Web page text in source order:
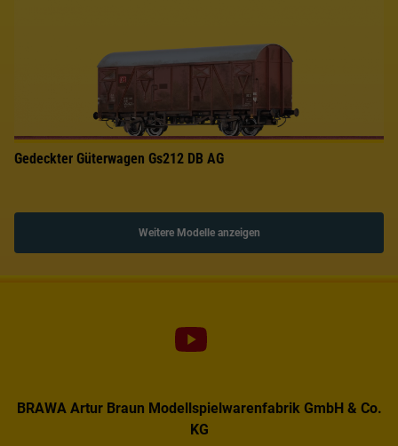
Gedeckter Güterwagen Gs212 DB AG
Weitere Modelle anzeigen
BRAWA Artur Braun Modellspielwarenfabrik GmbH & Co.
KG